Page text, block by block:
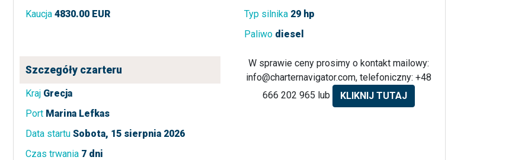
Kaucja 4830.00 EUR
Typ silnika 29 hp
Paliwo diesel
Szczegóły czarteru
Kraj Grecja
Port Marina Lefkas
Data startu Sobota, 15 sierpnia 2026
Czas trwania 7 dni
W sprawie ceny prosimy o kontakt mailowy:
info@charternavigator.com, telefoniczny: +48
666 202 965 lub
KLIKNIJ TUTAJ